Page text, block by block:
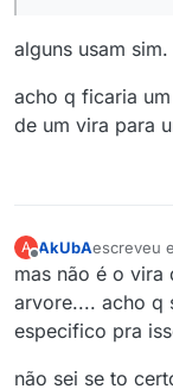
alguns usam sim.
acho q ficaria
de um vira para
A
Offline
AkUbAescreveu
última
mas não é o
arvore.... acho q
especifico pra
não sei se to